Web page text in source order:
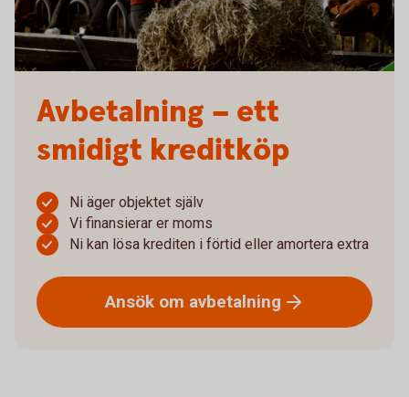
Avbetalning – ett
smidigt kreditköp
Ni äger objektet själv
Vi finansierar er moms
Ni kan lösa krediten i förtid eller amortera extra
Ansök om avbetalning